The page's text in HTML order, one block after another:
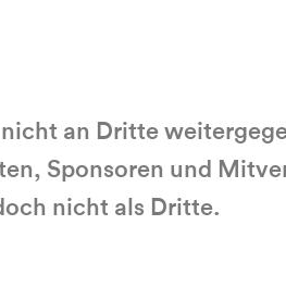
an Dritte
Sponsoren und
nicht als Dritte.